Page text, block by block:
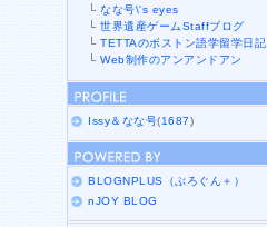
└なな号\'s eyes
└世界遺産ゲームStaffブログ
└TETTAのボストン語学留学日記
└Web制作のアンアンドアン
Issy＆なな号(1687)
BLOGNPLUS（ぶろぐん＋）
nJOY BLOG